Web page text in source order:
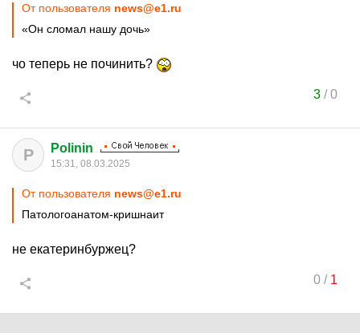
От пользователя news@e1.ru
«Он сломал нашу дочь»
чо теперь не починить?
3/0
P Polinin
15:31, 08.03.2025
От пользователя news@e1.ru
Патологоанатом-кришнаит
не екатеринбуржец?
0/ 1